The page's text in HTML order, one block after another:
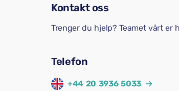
Kontakt oss
Trenger du hjelp? Teamet vårt er
Telefon
+44 20 3936 5033 →